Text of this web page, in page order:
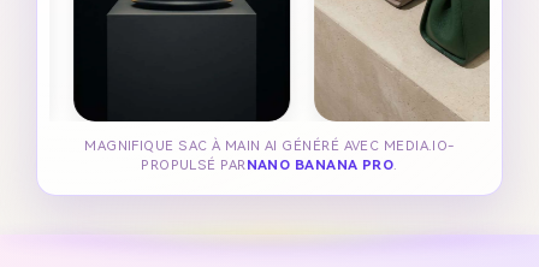
MAGNIFIQUE SAC À MAIN AI GÉNÉRÉ AVEC MEDIA.IO-
PROPULSÉ PAR NANO BANANA PRO.